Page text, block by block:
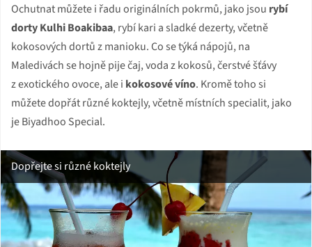
Ochutnat můžete i řadu originálních pokrmů, jako jsou rybí
dorty Kulhi Boakibaa, rybí kari a sladké dezerty, včetně
kokosových dortů z manioku. Co se týká nápojů, na
Maledivách se hojně pije čaj, voda z kokosů, čerstvé šťávy
z exotického ovoce, ale i kokosové víno. Kromě toho si
můžete dopřát různé koktejly, včetně místních specialit, jako
je Biyadhoo Special.
Dopřejte si různé koktejly